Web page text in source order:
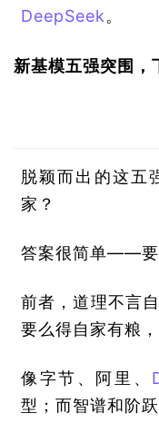
DeepSeek。
新基模五强突围，
脱颖而出的这五
家？
答案很简单——要
前者，道理不言
要么得自家有粮
像字节、阿里、
型；而智谱和阶